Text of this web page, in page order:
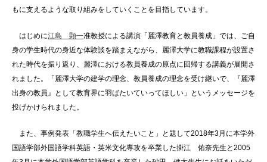
もに支えるような取り組みをしていくことを目指しています。
はじめに江島 顕一准教授による講演「麗澤教育と教員養成」では、ご自
身の学生時代の身近な体験談を踏まえながら、麗澤大学に教職課程が設置さ
れた時代を振り返り、麗澤における教員養成の原点に回帰する講義が展開さ
れました。「麗澤大学の建学の理念、教員養成の理念を受け継いで、『麗澤
出身の教員』として教育界に羽ばたいていってほしい」というメッセージを
投げかけられました。
また、事例発表「教職学生へ伝えたいこと」と題して2018年3月に本学外
国語学部外国語学科英語・英米文化専攻を卒業した掛江 佑奈先生と2005